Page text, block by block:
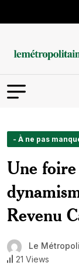
- À ne pas
Une
Revenu
Le
21 Views